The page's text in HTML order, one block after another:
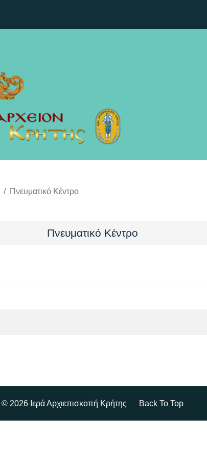
Πνευματικό Κέντρο
Πνευματικό Κέντρο
© 2026 Ιερά Αρχιεπισκοπή Κρήτης Back To Top